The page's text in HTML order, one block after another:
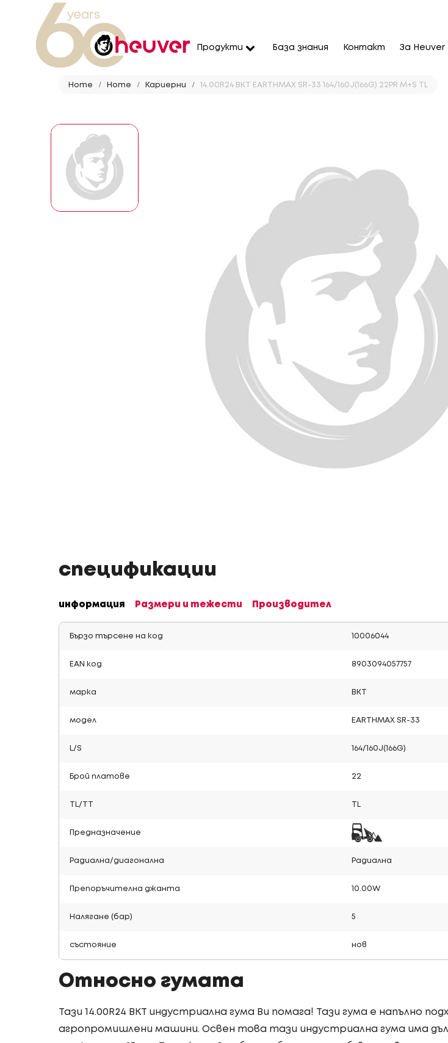
Продукти База знания Контакт За Heuver
Home Home Кариерни 14.00R24 BKT EARTHMAX SR-33 164/160J(166G) 22PR M+S TL
спецификации
информация Размери и тежести Производител
Бързо търсене на код 10006044
EAN код 8903094057757
марка BKT
модел EARTHMAX SR-33
L/S 164/160J(166G)
Брой платове 22
TL/TT
Предназначение
Радиална/диагонална Радиална
Препоръчителна джанта 10.00W
Налягане (бар) 5
състояние нов
Относно гумата
Тази 14.00R24 BKT индустриална гума Ви помага! Тази гума е напълно
агропромишлени машини. Освен това тази индустриална гума има